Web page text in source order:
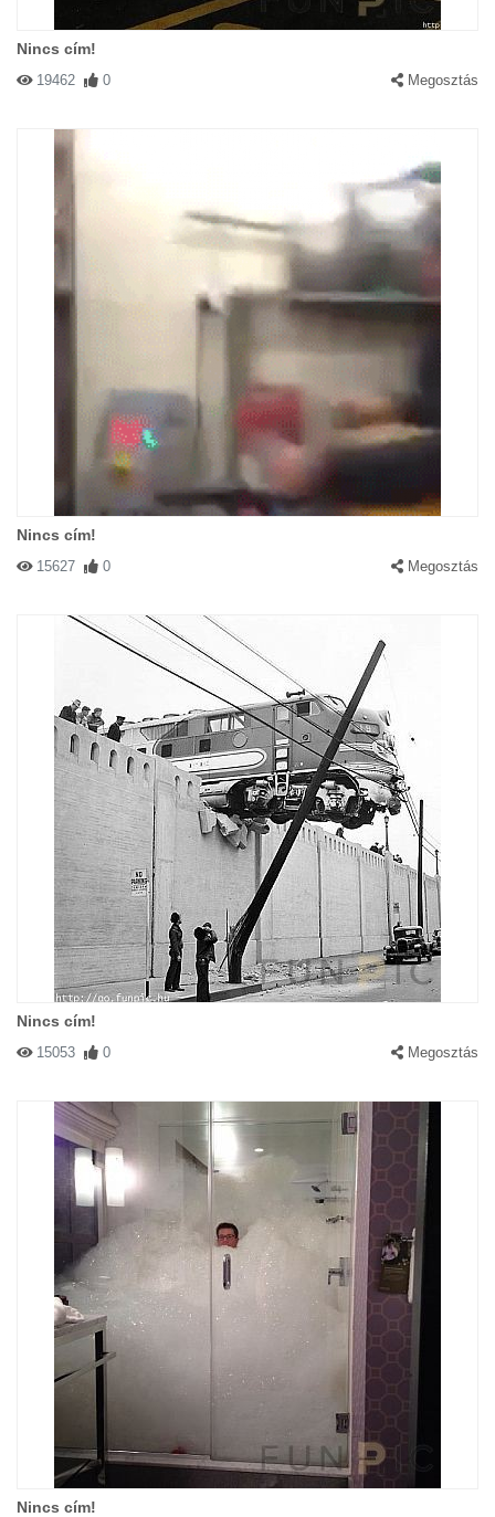
Nincs cím!
19462 0 Megosztás
Nincs cím!
15627 0 Megosztás
Nincs cím!
15053 0 Megosztás
Nincs cím!